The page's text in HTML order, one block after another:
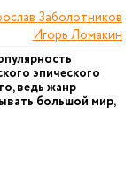
Заболотников
Игорь Ломакин
эпического
ведь жанр
большой мир,